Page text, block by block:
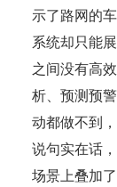
示了路网的
系统却只能
之间没有高
析、预测预
动都做不到，
说句实在话
场景上叠加